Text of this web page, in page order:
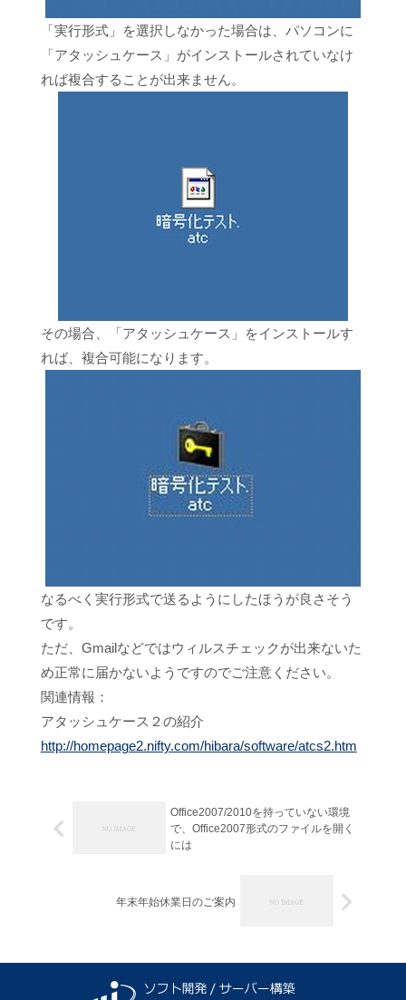
「実行形式」を選択しなかった場合は、パソコンに
「アタッシュケース」がインストールされていなけ
れば複合することが出来ません。
その場合、「アタッシュケース」をインストールす
れば、複合可能になります。
なるべく実行形式で送るようにしたほうが良さそう
です。
ただ、Gmailなどではウィルスチェックが出来ないた
め正常に届かないようですのでご注意ください。
関連情報：
アタッシュケース２の紹介
http://homepage2.nifty.com/hibara/software/atcs2.htm
Office2007/2010を持っていない環境
で、Office2007形式のファイルを開く
には
年末年始休業日のご案内